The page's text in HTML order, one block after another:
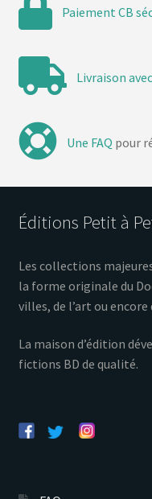
Paiement CB
Livraison
Une FAQ pour
Éditions Petit à
Les collections
la forme originale du
villes, de l’art ou
La maison d’édition
fictions BD de qualité.